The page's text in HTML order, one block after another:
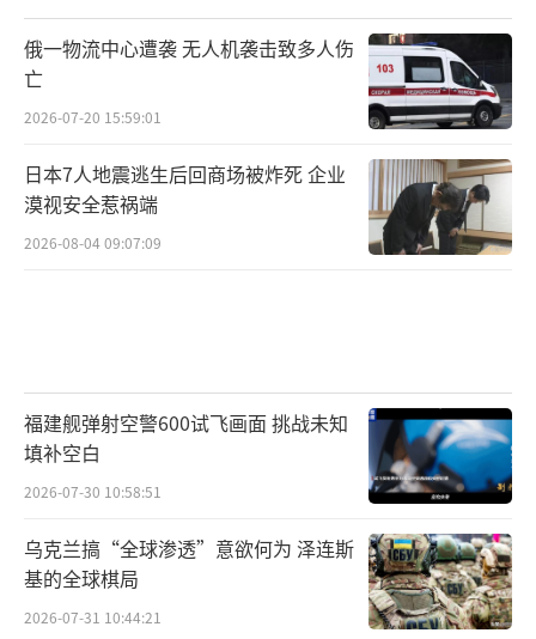
俄一物流中心遭袭 无人机袭击致多人伤
亡
2026-07-20 15:59:01
日本7人地震逃生后回商场被炸死 企业
漠视安全惹祸端
2026-08-04 09:07:09
福建舰弹射空警600试飞画面 挑战未知
填补空白
2026-07-30 10:58:51
乌克兰搞“全球渗透”意欲何为 泽连斯
基的全球棋局
2026-07-31 10:44:21